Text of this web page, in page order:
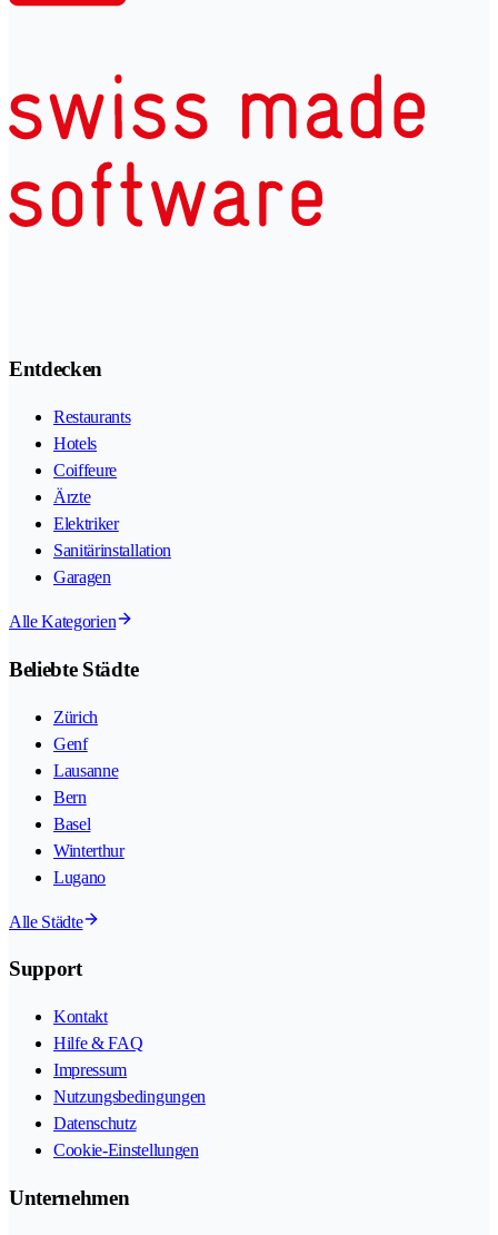
Entdecken
Restaurants
Hotels
Coiffeure
Ärzte
Elektriker
Sanitärinstallation
Garagen
Alle Kategorien
Beliebte Städte
Zürich
Genf
Lausanne
Bern
Basel
Winterthur
Lugano
Alle Städte
Support
Kontakt
Hilfe & FAQ
Impressum
Nutzungsbedingungen
Datenschutz
Cookie-Einstellungen
Unternehmen